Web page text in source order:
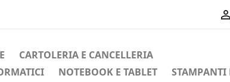

CARTOLERIA E CANCELLERIA
NOTEBOOK E TABLET
STAMPANTI